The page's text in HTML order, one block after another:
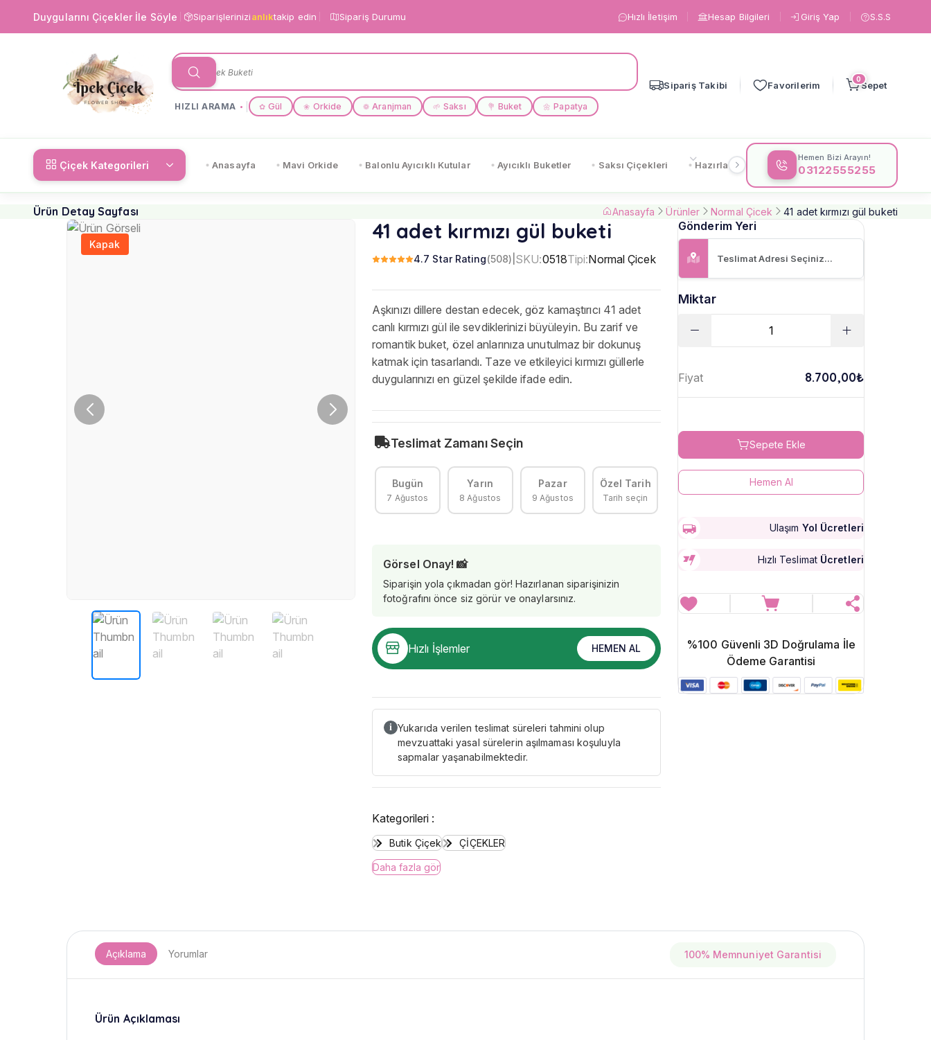
Duygularını Çiçekler İle Söyle Siparişlerinizianlıktakip edin Sipariş Durumu Hızlı İletişim Hesap Bilgileri Giriş Yap S.S.S
HIZLI ARAMA ✿ Gül ❀ Orkide ❁ Aranjman 🌱 Saksı 💐 Buket 🌼 Papatya
Sipariş Takibi Favorilerim
0
Sepet
Çiçek Kategorileri Anasayfa Mavi Orkide Balonlu Ayıcıklı Kutular Ayıcıklı Buketler Saksı Çiçekleri Hazırlanışa Göre Çiçeklere Göre
Hemen Bizi Arayın!
03122555255
Ürün Detay Sayfası Anasayfa Ürünler Normal Çicek 41 adet kırmızı gül buketi
Kapak
41 adet kırmızı gül buketi
4.7 Star Rating(508) SKU:0518Tipi:Normal Çicek
Aşkınızı dillere destan edecek, göz kamaştırıcı 41 adet
canlı kırmızı gül ile sevdiklerinizi büyüleyin. Bu zarif ve
romantik buket, özel anlarınıza unutulmaz bir dokunuş
katmak için tasarlandı. Taze ve etkileyici kırmızı güllerle
duygularınızı en güzel şekilde ifade edin.
Teslimat Zamanı Seçin
Bugün
7 Ağustos
Yarın
8 Ağustos
Pazar
9 Ağustos
Özel Tarih
Tarih seçin
Görsel Onay! 📸
Siparişin yola çıkmadan gör! Hazırlanan siparişinizin
fotoğrafını önce siz görür ve onaylarsınız.
Hızlı İşlemler HEMEN AL
i Yukarıda verilen teslimat süreleri tahmini olup
mevzuattaki yasal sürelerin aşılmaması koşuluyla
sapmalar yaşanabilmektedir.
Kategorileri :
Butik Çiçek ÇİÇEKLER
Daha fazla gör
Gönderim Yeri
Miktar
Fiyat 8.700,00₺
Sepete Ekle
Hemen Al
Ulaşım Yol Ücretleri
Hızlı Teslimat Ücretleri
%100 Güvenli 3D Doğrulama İle
Ödeme Garantisi
Açıklama Yorumlar 100% Memnuniyet Garantisi
Ürün Açıklaması